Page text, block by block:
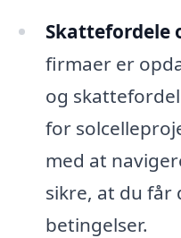
Skattefordele
firmaer er
og
for
med at
sikre, at du får
betingelser.